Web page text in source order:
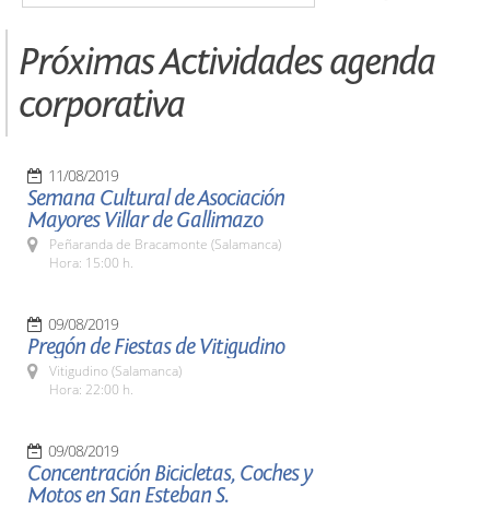
Próximas Actividades agenda
corporativa
11/08/2019
Semana Cultural de Asociación
Mayores Villar de Gallimazo
Peñaranda de Bracamonte (Salamanca)
Hora: 15:00 h.
09/08/2019
Pregón de Fiestas de Vitigudino
Vitigudino (Salamanca)
Hora: 22:00 h.
09/08/2019
Concentración Bicicletas, Coches y
Motos en San Esteban S.